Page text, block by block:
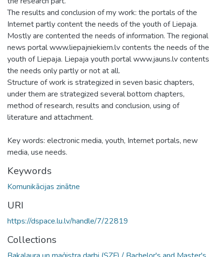
The results and conclusion of my work: the portals of the
Internet partly content the needs of the youth of Liepaja.
Mostly are contented the needs of information. The regional
news portal www.liepajniekiem.lv contents the needs of the
youth of Liepaja. Liepaja youth portal www.jauns.lv contents
the needs only partly or not at all.
Structure of work is strategized in seven basic chapters,
under them are strategized several bottom chapters,
method of research, results and conclusion, using of
literature and attachment.
Key words: electronic media, youth, Internet portals, new
media, use needs.
Keywords
Komunikācijas zinātne
URI
https://dspace.lu.lv/handle/7/22819
Collections